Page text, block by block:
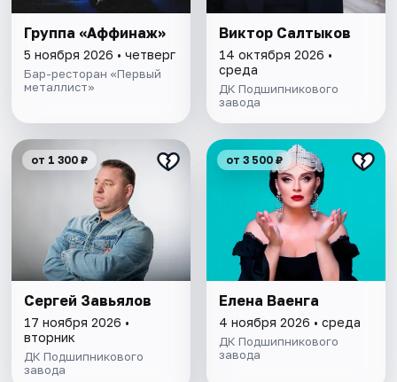
Группа «Аффинаж»
5 ноября 2026 • четверг
Бар-ресторан «Первый
металлист»
Виктор Салтыков
14 октября 2026 •
среда
ДК Подшипникового
завода
от 1 300 ₽
Сергей Завьялов
17 ноября 2026 •
вторник
ДК Подшипникового
завода
от 3 500 ₽
Елена Ваенга
4 ноября 2026 • среда
ДК Подшипникового
завода